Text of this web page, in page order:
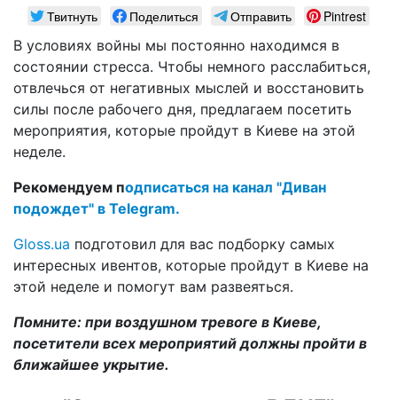
Твитнуть Поделиться Отправить
Pintrest
В условиях войны мы постоянно находимся в
состоянии стресса. Чтобы немного расслабиться,
отвлечься от негативных мыслей и восстановить
силы после рабочего дня, предлагаем посетить
мероприятия, которые пройдут в Киеве на этой
неделе.
Рекомендуем подписаться на канал "Диван
подождет" в Telegram.
Gloss.ua подготовил для вас подборку самых
интересных ивентов, которые пройдут в Киеве на
этой неделе и помогут вам развеяться.
Помните: при воздушном тревоге в Киеве,
посетители всех мероприятий должны пройти в
ближайшее укрытие.